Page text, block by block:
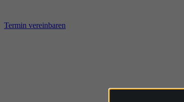
Termin vereinbaren